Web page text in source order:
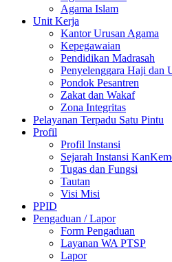
Agama Islam
Unit Kerja
Kantor Urusan Agama
Kepegawaian
Pendidikan Madrasah
Penyelenggara Haji dan
Pondok Pesantren
Zakat dan Wakaf
Zona Integritas
Pelayanan Terpadu Satu Pintu
Profil
Profil Instansi
Sejarah Instansi
Tugas dan Fungsi
Tautan
Visi Misi
PPID
Pengaduan / Lapor
Form Pengaduan
Layanan WA PTSP
Lapor